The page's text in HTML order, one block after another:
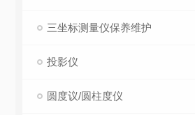
三坐标测量仪保养维护
投影仪
圆度议/圆柱度仪